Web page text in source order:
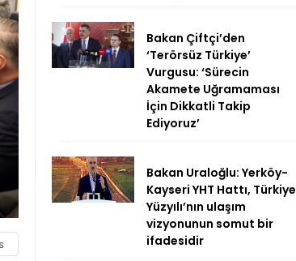
Bakan Çiftçi’den
‘Terörsüz Türkiye’
Vurgusu: ‘Sürecin
Akamete Uğramaması
İçin Dikkatli Takip
Ediyoruz’
Bakan Uraloğlu: Yerköy-
Kayseri YHT Hattı, Türkiye
Yüzyılı’nın ulaşım
vizyonunun somut bir
ifadesidir